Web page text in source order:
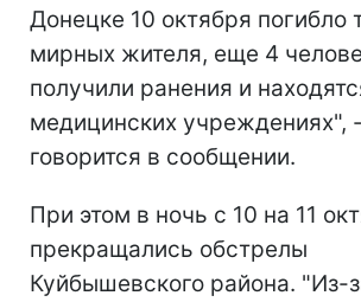
Донецке 10 октября погибло
мирных жителя, еще 4
получили ранения и
медицинских учреждениях", -
говорится в сообщении.
При этом в ночь с 10 на 11
прекращались обстрелы
Куйбышевского района. "Из-